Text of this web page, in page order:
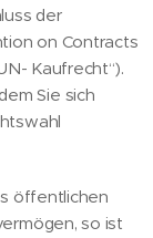
der
on Contracts
Kaufrecht“).
Sie sich
öffentlichen
so ist